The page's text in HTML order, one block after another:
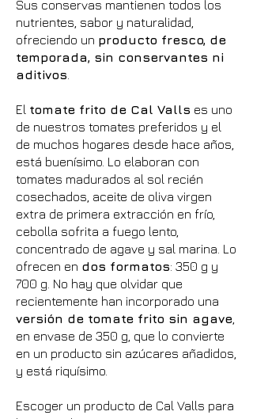
Sus conservas mantienen todos los
nutrientes, sabor y naturalidad,
ofreciendo un producto fresco, de
temporada, sin conservantes ni
aditivos
El tomate frito de Cal Valls es uno
de nuestros tomates preferidos y el
de muchos hogares desde hace años,
está buenísimo. Lo elaboran con
tomates madurados al sol recién
cosechados, aceite de oliva virgen
extra de primera extracción en frío,
cebolla sofrita a fuego lento,
concentrado de agave y sal marina. Lo
ofrecen en dos formatos: 350 g y
700 g. No hay que olvidar que
recientemente han incorporado una
versión de tomate frito sin agave
en envase de 350 g, que lo convierte
en un producto sin azúcares añadidos,
y está riquísimo.
Escoger un producto de Cal Valls para